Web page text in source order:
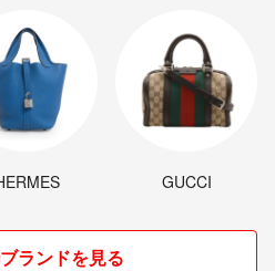
GUCCI
ランドを見る